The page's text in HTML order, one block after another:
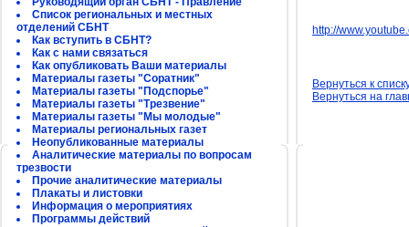
Список региональных и местных
отделений СБНТ
Как вступить в СБНТ?
Как с нами связаться
Как опубликовать Ваши материалы
Материалы газеты "Соратник"
Материалы газеты "Подспорье"
Материалы газеты "Трезвение"
Материалы газеты "Мы молодые"
Материалы региональных газет
Неопубликованные материалы
Аналитические материалы по вопросам
трезвости
Прочие аналитические материалы
Плакаты и листовки
Информация о мероприятиях
Программы действий
http://
Вернуться к
Вернуться на